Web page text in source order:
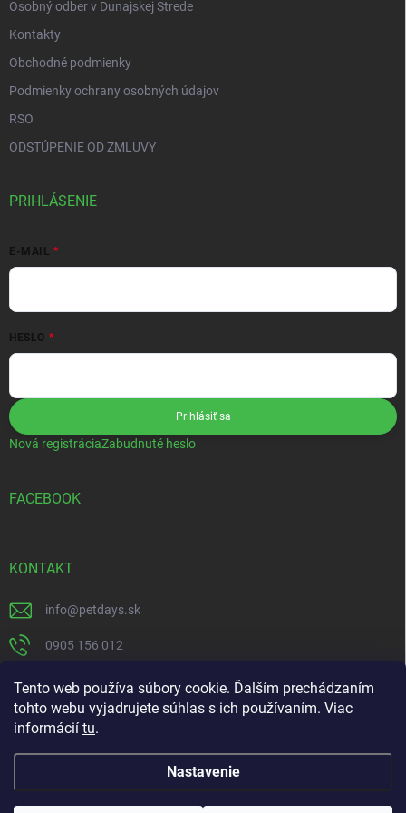
Tento web používa súbory cookie. Ďalším prechádzaním
tohto webu vyjadrujete súhlas s ich používaním. Viac
informácií tu.
Nastavenie
Osobný odber v Dunajskej Strede
Kontakty
Obchodné podmienky
Podmienky ochrany osobných údajov
RSO
ODSTÚPENIE OD ZMLUVY
PRIHLÁSENIE
E-MAIL
HESLO
Prihlásiť sa
Nová registráciaZabudnuté heslo
FACEBOOK
KONTAKT
info@petdays.sk
0905 156 012
PetDays